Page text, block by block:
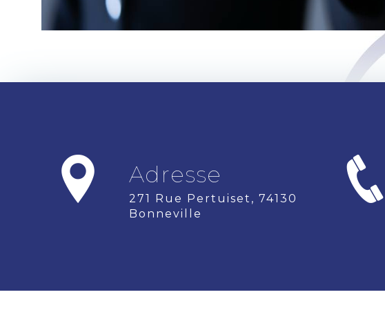
Adresse
271 Rue Pertuiset, 74130
Bonneville